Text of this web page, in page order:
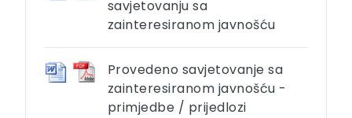
savjetovanju sa
zainteresiranom javnošću
Provedeno savjetovanje sa
zainteresiranom javnošću -
primjedbe / prijedlozi